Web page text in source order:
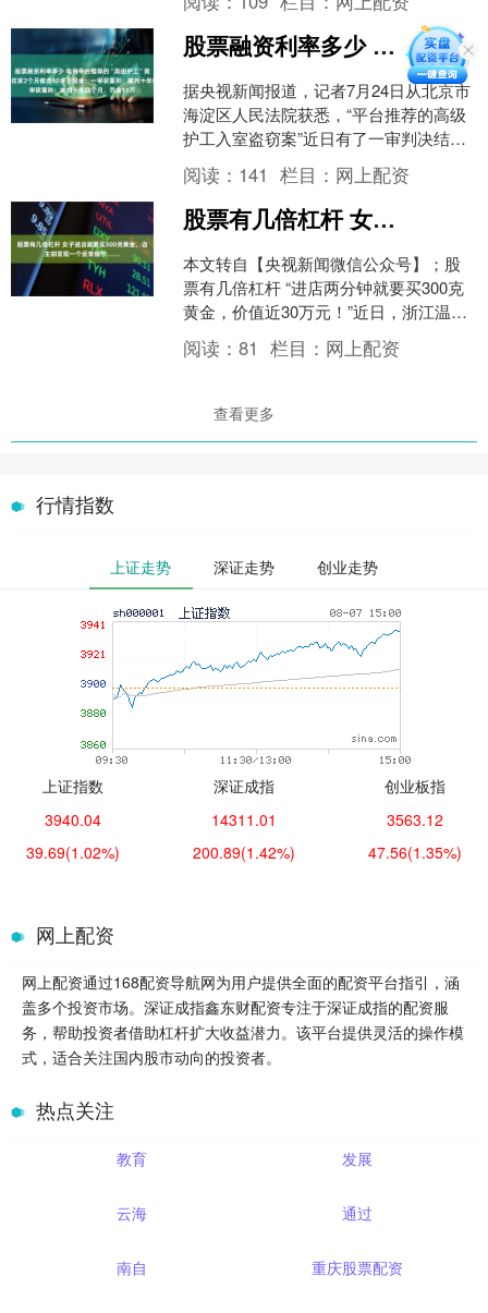
区迎来选购热潮。 但....
股票融资利率多少 电商平台推荐的“高级护工”竟有持刀抢劫前科，住家2个月偷走40多万现金；一审获重刑：被判十年四个月，罚金10万
据央视新闻报道，记者7月24日从北京市
海淀区人民法院获悉，“平台推荐的高级
护工入室盗窃案”近日有了一审判决结
果，被告人白某强被以盗窃罪判处有期
徒刑十年四个月，剥....
阅读： 141 栏目： 网上配资
股票有几倍杠杆 女子进店就要买300克黄金，店主却发现一个反常细节……
本文转自【央视新闻微信公众号】；股
票有几倍杠杆 “进店两分钟就要买300克
黄金，价值近30万元！”近日，浙江温州
一家金店来了位“豪爽”女顾客。面对这笔
大单，店主....
阅读：81 栏目： 网上配资
查看更多
行情指数
上证走势 深证走势 创业走势
上证指数
3940.04
39.69(1.02%)
深证成指
14311.01
200.89(1.42%)
创业板指
3563.12
47.56(1.35%)
网上配资
网上配资通过168配资导航网为用户提供全面的配资平台指引，涵
盖多个投资市场。深证成指鑫东财配资专注于深证成指的配资服
务，帮助投资者借助杠杆扩大收益潜力。该平台提供灵活的操作模
式，适合关注国内股市动向的投资者。
热点关注
教育 发展
云海 通过
南自 重庆股票配资